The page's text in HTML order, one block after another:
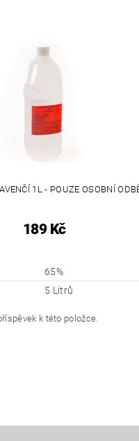
1L - POUZE OSOBNÍ
189 Kč
65%
5 Litrů
k této položce.